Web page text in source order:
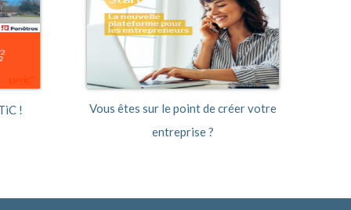
!
Vous êtes sur le point de créer votre
entreprise ?